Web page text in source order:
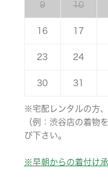
9 10
16 17
23 24
30 31
※宅配レンタルの方
（例：渋谷店の着物
び下さい。
※早朝からの着付け承